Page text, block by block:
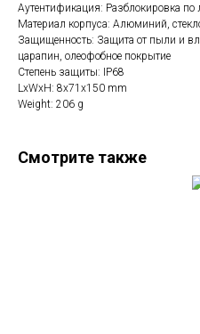
Аутентификация: Разблокировка по
Материал корпуса: Алюминий,
Защищенность: Защита от пыли и
царапин, олеофобное покрытие
Степень защиты: IP68
LxWxH: 8x71x150 mm
Weight: 206 g
Смотрите также